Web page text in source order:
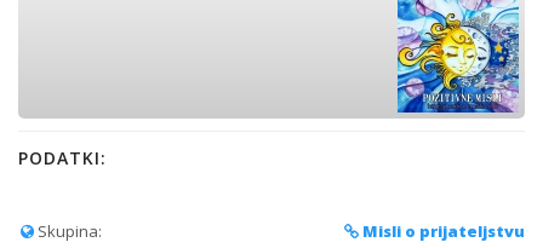
PODATKI:
Skupina: Misli o prijateljstvu